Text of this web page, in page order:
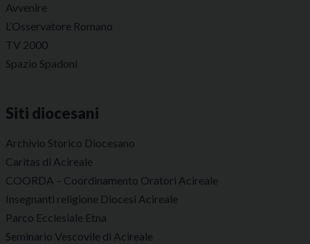
Avvenire
L’Osservatore Romano
TV 2000
Spazio Spadoni
Siti diocesani
Archivio Storico Diocesano
Caritas di Acireale
COORDA – Coordinamento Oratori Acireale
Insegnanti religione Diocesi Acireale
Parco Ecclesiale Etna
Seminario Vescovile di Acireale